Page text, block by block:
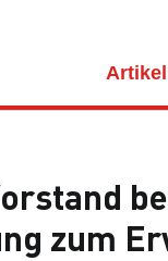
Artikel
zum